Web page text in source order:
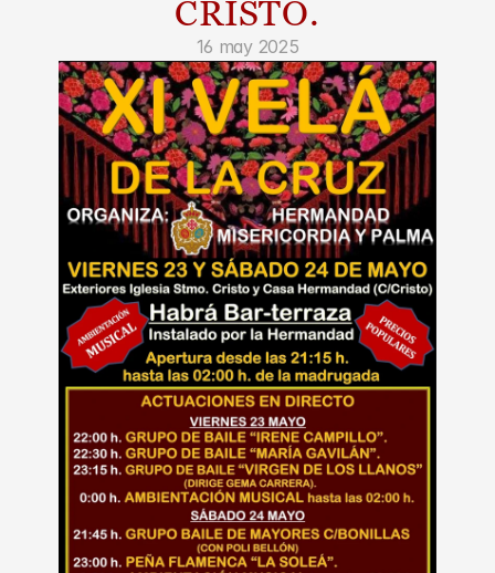
CRISTO.
16 may 2025